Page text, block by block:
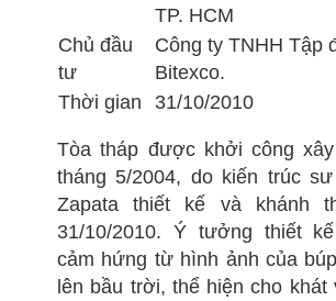
TP. HCM
Chủ đầu
tư
Công ty TNHH Tập
Bitexco.
Thời gian
31/10/2010
Tòa tháp được khởi công
tháng 5/2004, do kiến trúc
Zapata thiết kế và khánh
31/10/2010. Ý tưởng thiết
cảm hứng từ hình ảnh của
lên bầu trời, thể hiện cho khát